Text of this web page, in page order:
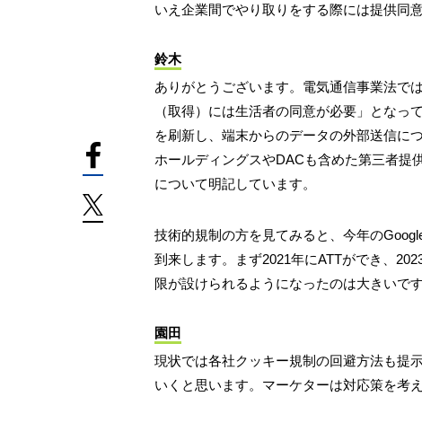
いえ企業間でやり取りをする際には提供同
鈴木
ありがとうございます。電気通信事業法で
（取得）には生活者の同意が必要」とな
を刷新し、端末からのデータの外部送信に
ホールディングスやDACも含めた第三者提
について明記しています。
技術的規制の方を見てみると、今年の
到来します。まず2021年にATTができ、
限が設けられるようになったのは大きいです
園田
現状では各社クッキー規制の回避方法も提
いくと思います。マーケターは対応策を考